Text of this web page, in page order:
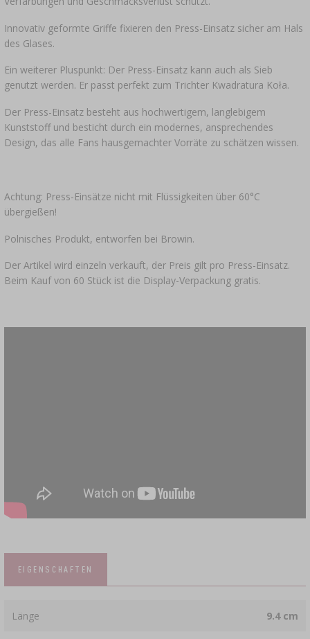
Innovativ geformte Griffe fixieren den Press-Einsatz sicher am Hals
des Glases.
Ein weiterer Pluspunkt: Der Press-Einsatz kann auch als Sieb
genutzt werden. Er passt perfekt zum Trichter Kwadratura Koła.
Der Press-Einsatz besteht aus hochwertigem, langlebigem
Kunststoff und besticht durch ein modernes, ansprechendes
Design, das alle Fans hausgemachter Vorräte zu schätzen wissen.
Achtung: Press-Einsätze nicht mit Flüssigkeiten über 60°C
übergießen!
Polnisches Produkt, entworfen bei Browin.
Der Artikel wird einzeln verkauft, der Preis gilt pro Press-Einsatz.
Beim Kauf von 60 Stück ist die Display-Verpackung gratis.
EIGENSCHAFTEN
Länge 9.4 cm